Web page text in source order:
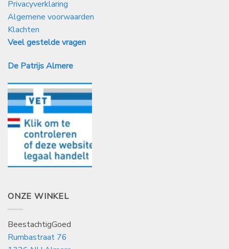
Privacyverklaring
Algemene voorwaarden
Klachten
Veel gestelde vragen
De Patrijs Almere
ONZE WINKEL
BeestachtigGoed
Rumbastraat 76